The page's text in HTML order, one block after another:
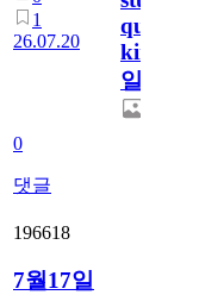
1
26.07.20
0
댓글
quiz
king760
일
196618
7월17일